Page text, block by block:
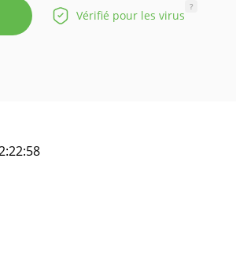
Vérifié pour les virus
?